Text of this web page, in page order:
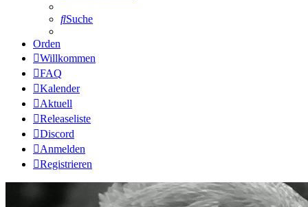
Suche
Orden
Willkommen
FAQ
Kalender
Aktuell
Releaseliste
Discord
Anmelden
Registrieren